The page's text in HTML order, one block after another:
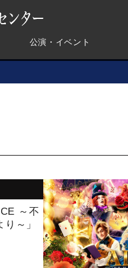
公演・イベント
～不
～」